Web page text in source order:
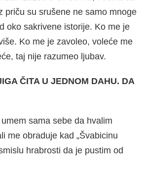
priču su srušene ne samo mnoge
oko sakrivene isto­rije. Ko me je
Ko me je zavoleo, voleće me
taj nije razumeo ljubav.
ČITA U JEDNOM DAHU. DA
sama sebe da hvalim
me obraduje kad „Švabi­cinu
hrabrosti da je pustim od